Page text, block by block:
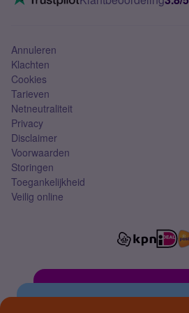
Mobiel abonnement
Annuleren
Klachten
Cookies
Tarieven
Netneutraliteit
Privacy
Disclaimer
Voorwaarden
Storingen
Toegankelijkheid
Veilig online